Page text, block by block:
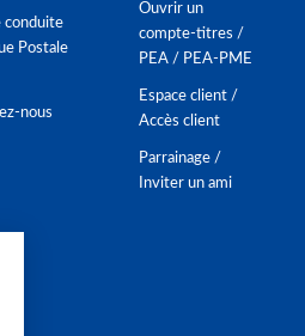
conduite
Postale
nous
Ouvrir un
compte-titres /
PEA / PEA-PME
Espace client /
Accès client
Parrainage /
Inviter un ami